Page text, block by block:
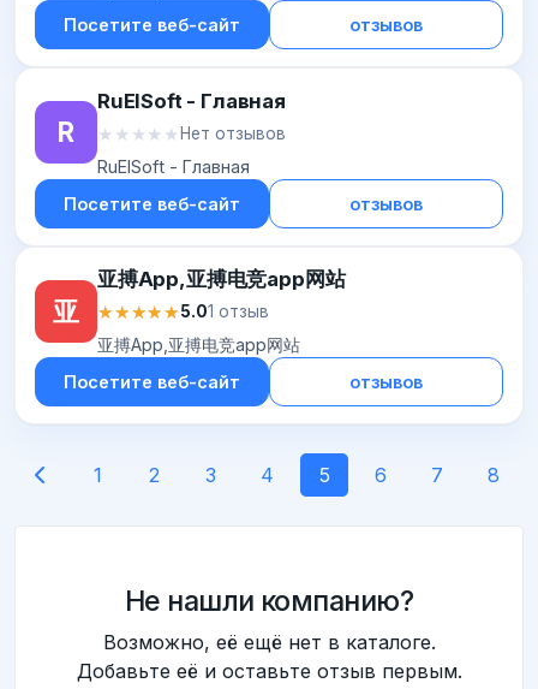
Посетите веб-сайт
отзывов
R
RuElSoft - Главная
★★★★★
★★★★★Нет отзывов
RuElSoft - Главная
Посетите веб-сайт
отзывов
亚
亚搏App,亚搏电竞app网站
★★★★★
★★★★★5.01 отзыв
亚搏App,亚搏电竞app网站
Посетите веб-сайт
отзывов
1 2 3 4 5 6 7 8
Не нашли компанию?
Возможно, её ещё нет в каталоге.
Добавьте её и оставьте отзыв первым.